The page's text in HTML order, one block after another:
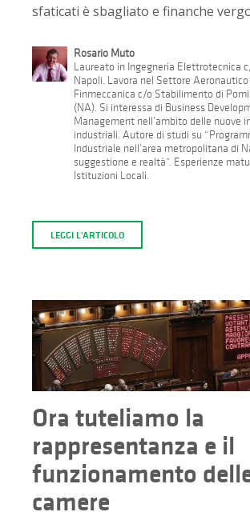
sfaticati è sbagliato e finanche
Rosario Muto
Laureato in Ingegneria Elettrotecnica
Napoli. Lavora nel Settore
Finmeccanica c/o Stabilimento di
(NA). Si interessa di Business
Management nell’ambito delle nuove
industriali. Autore di studi su
Industriale nell’area metropolitana di
suggestione e realtà”. Esperienze
Istituzioni Locali.
LEGGI L'ARTICOLO
Ora tuteliamo la
rappresentanza e il
funzionamento
camere